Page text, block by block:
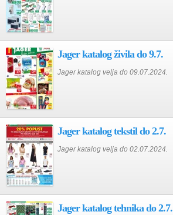
Jager katalog živila do 9.7.
Jager katalog velja do 09.07.2024.
Jager katalog tekstil do 2.7.
Jager katalog velja do 02.07.2024.
Jager katalog tehnika do 2.7.